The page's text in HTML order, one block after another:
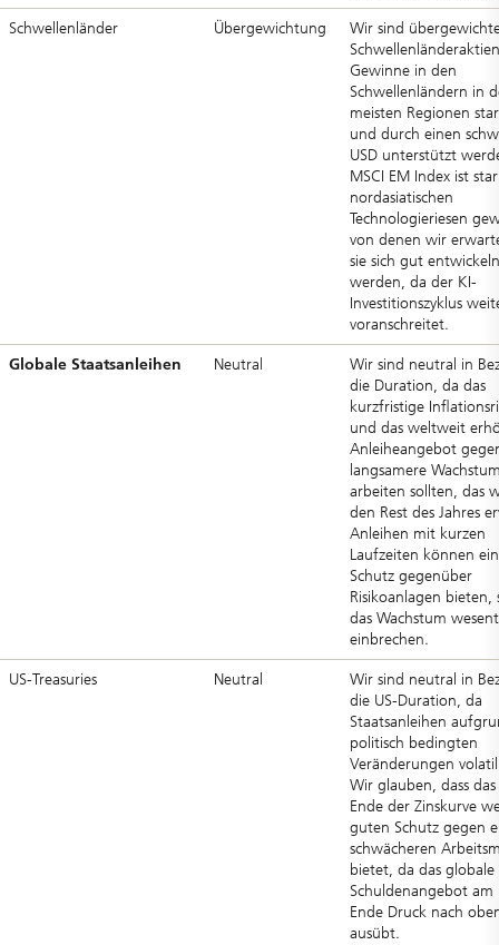
Schwellenländer Übergewichtung
Wir sind
Gewinne in den
Schwellenländern in
meisten Regionen
und durch einen
USD unterstützt
MSCI EM Index ist
nordasiatischen
Technologieriesen
von denen wir
sie sich gut entwickeln
werden, da der KI-
Investitionszyklus
voranschreitet.
Globale Staatsanleihen Neutral
Wir sind neutral in
die Duration, da das
kurzfristige
und das weltweit
Anleiheangebot
langsamere
arbeiten sollten, das
den Rest des Jahres
Anleihen mit kurzen
Laufzeiten können
Schutz gegenüber
Risikoanlagen bieten,
das Wachstum
einbrechen.
US-Treasuries Neutral
Wir sind neutral in
die US-Duration, da
Staatsanleihen
politisch bedingten
Veränderungen
Wir glauben, dass
Ende der Zinskurve
guten Schutz gegen
schwächeren
bietet, da das globale
Schuldenangebot am
Ende Druck nach
ausübt.